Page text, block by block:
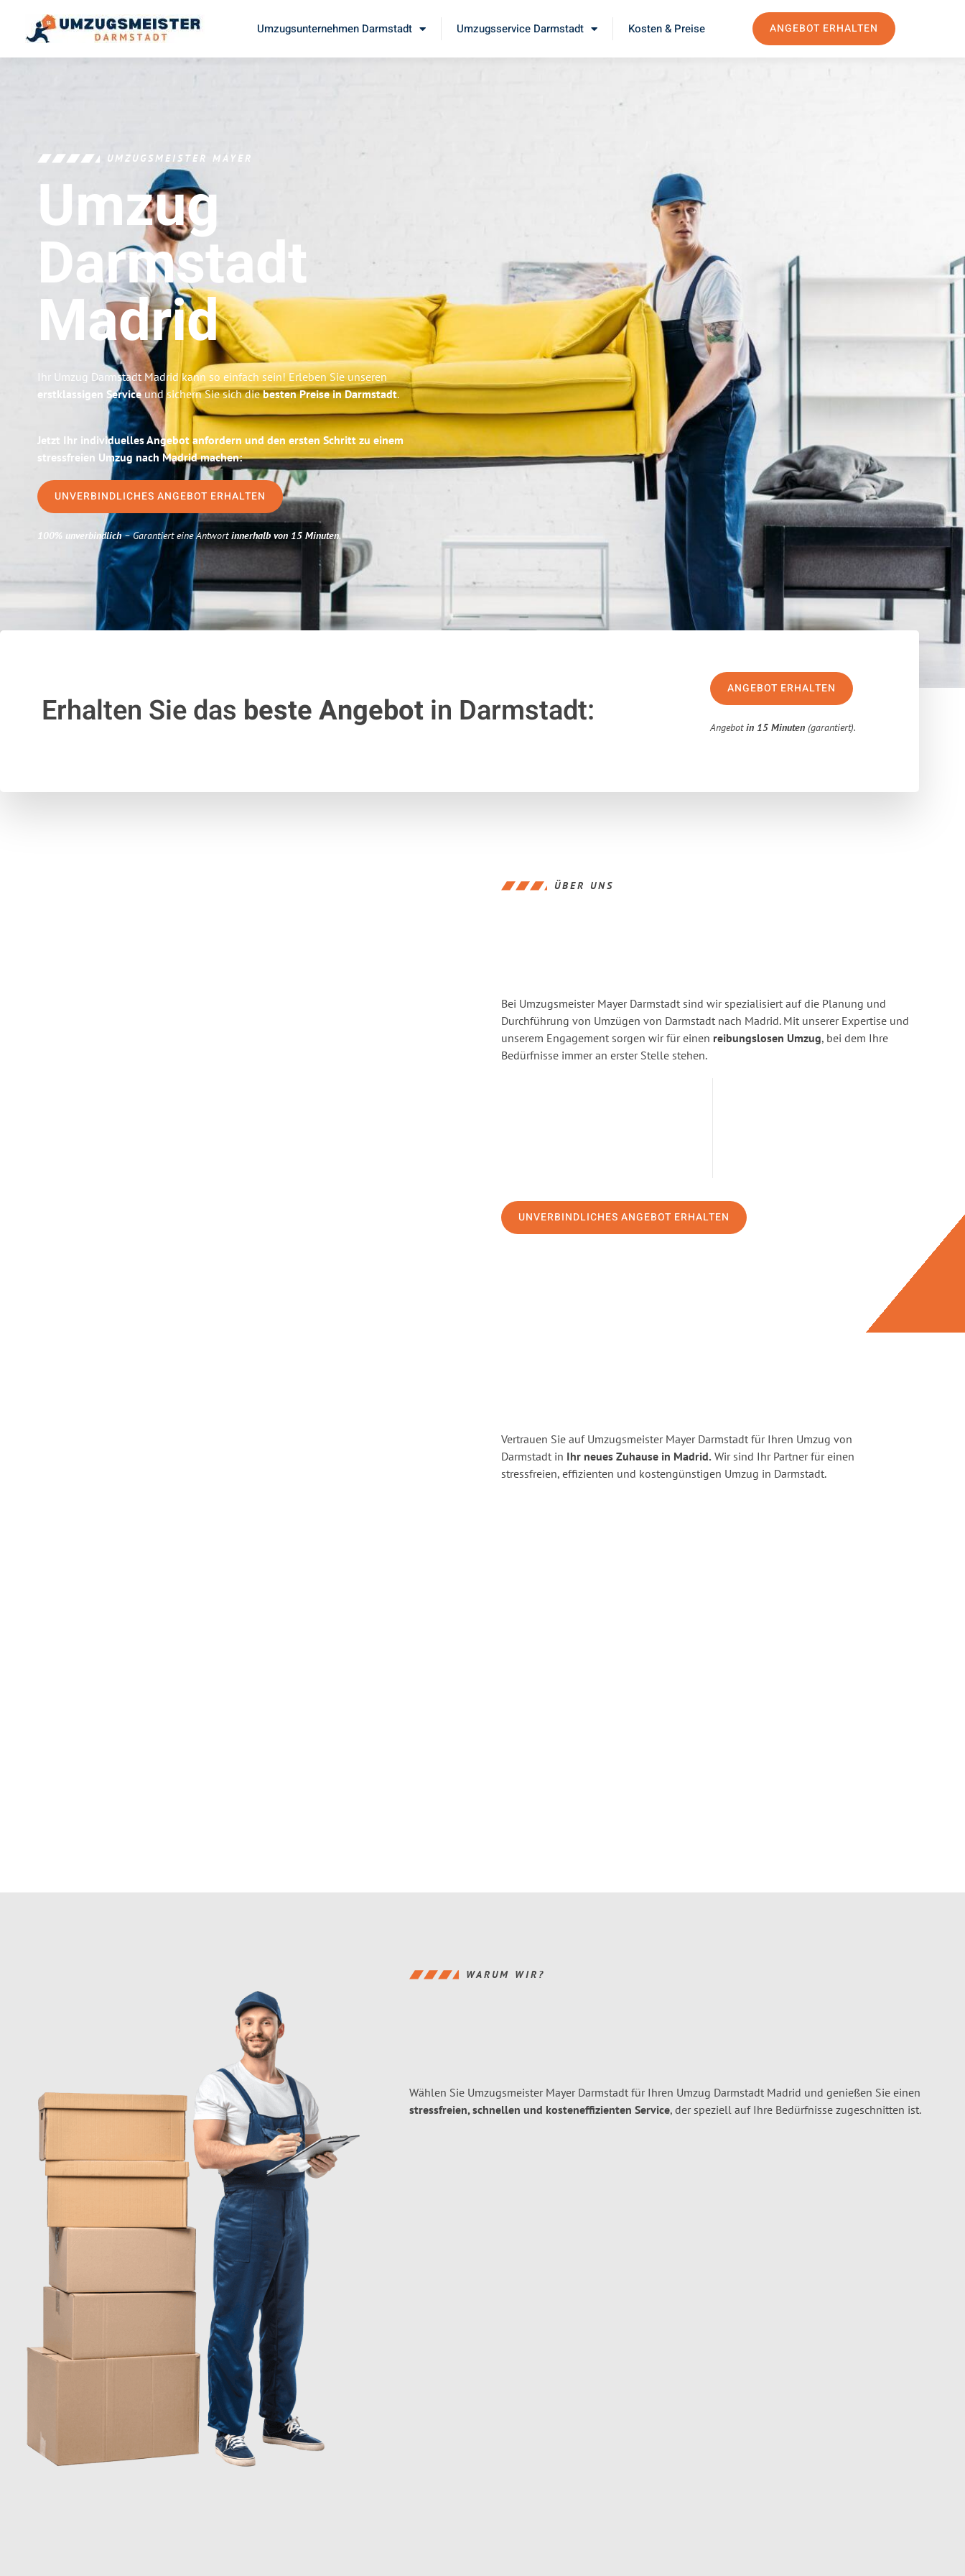
Umzugsunternehmen Darmstadt Umzugsservice Darmstadt Kosten & Preise ANGEBOT ERHALTEN
UMZUGSMEISTER MAYER
Umzug
Darmstadt
Madrid
Ihr Umzug Darmstadt Madrid kann so einfach sein! Erleben Sie unseren
erstklassigen Serviceund sichern Sie sich diebesten Preise in Darmstadt.
Jetzt Ihr individuelles Angebot anfordern und den ersten Schritt zu einem
stressfreien Umzug nach Madrid machen:
UNVERBINDLICHES ANGEBOT ERHALTEN
100% unverbindlich– Garantiert eine Antwortinnerhalb von 15 Minuten.
Erhalten Sie das beste Angebotin Darmstadt:
ANGEBOT ERHALTEN
Angebotin 15 Minuten (garantiert).
ÜBER UNS
Bei Umzugsmeister Mayer Darmstadt sind wir spezialisiert auf die Planung und
Durchführung von Umzügen von Darmstadt nach Madrid. Mit unserer Expertise und
unserem Engagement sorgen wir für einen reibungslosen Umzug, bei dem Ihre
Bedürfnisse immer an erster Stelle stehen.
UNVERBINDLICHES ANGEBOT ERHALTEN
Vertrauen Sie auf Umzugsmeister Mayer Darmstadt für Ihren Umzug von
Darmstadt in Ihr neues Zuhause in Madrid. Wir sind Ihr Partner für einen
stressfreien, effizienten und kostengünstigen Umzug in Darmstadt.
WARUM WIR?
Wählen Sie Umzugsmeister Mayer Darmstadt für Ihren Umzug Darmstadt Madrid und genießen Sie einen
stressfreien, schnellen und kosteneffizienten Service, der speziell auf Ihre Bedürfnisse zugeschnitten ist.